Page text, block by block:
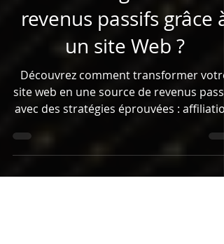
Comment générer des
revenus passifs grâce à
un site Web ?
Découvrez comment transformer votre
site web en une source de revenus
avec des stratégies éprouvées :